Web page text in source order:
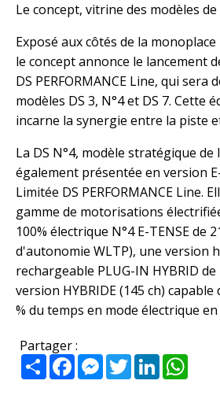
Le concept, vitrine des modèles
Exposé aux côtés de la monoplace
le concept annonce le lancement
DS PERFORMANCE Line, qui sera
modèles DS 3, N°4 et DS 7. Cette
incarne la synergie entre la piste
La DS N°4, modèle stratégique de
également présentée en version
Limitée DS PERFORMANCE Line.
gamme de motorisations
100% électrique N°4 E-TENSE de
d'autonomie WLTP), une version
rechargeable PLUG-IN HYBRID
version HYBRIDE (145 ch)
% du temps en mode électrique
Partager :
PartagerFacebookMessenger
TwitterLinkedIn